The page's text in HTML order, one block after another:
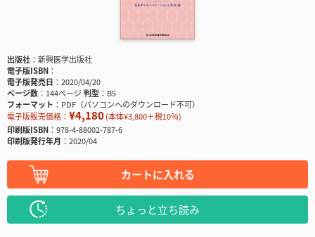
出版社
新興医学出版社
電子版ISBN
電子版発売日
2020/04/20
ページ数
144ページ判型
B5
フォーマット
PDF（パソコンへのダウンロード不可）
電子版販売価格： ¥4,180(本体¥3,800＋税10％)
印刷版ISBN
978-4-88002-787-6
印刷版発行年月
2020/04
カートに入れる
ちょっと立ち読み